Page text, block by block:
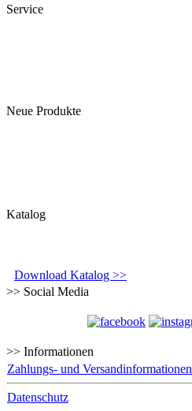
Service
Neue Produkte
Katalog
Download Katalog >>
>> Social Media
>> Informationen
Zahlungs- und Versandinformationen
Datenschutz